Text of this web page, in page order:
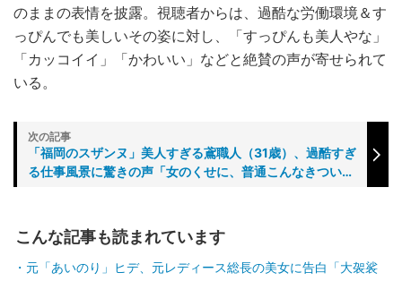
のままの表情を披露。視聴者からは、過酷な労働環境＆す
っぴんでも美しいその姿に対し、「すっぴんも美人やな」
「カッコイイ」「かわいい」などと絶賛の声が寄せられて
いる。
「福岡のスザンヌ」美人すぎる鳶職人（31歳）、過酷すぎ
る仕事風景に驚きの声「女のくせに、普通こんなきつい仕
こんな記事も読まれています
元「あいのり」ヒデ、元レディース総長の美女に告白「大袈裟